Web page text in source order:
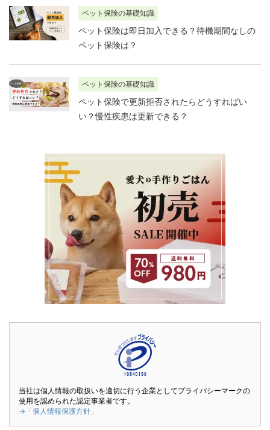
ペット保険の基礎知識
ペット保険は即日加入できる？待機期間なしの
ペット保険は？
ペット保険の基礎知識
ペット保険で更新拒否されたらどうすればい
い？慢性疾患は更新できる？
当社は個人情報の取扱いを適切に行う企業としてプライバシーマークの
使用を認められた認定事業者です。
→「個人情報保護方針」